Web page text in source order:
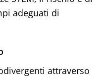
adeguati di
attraverso